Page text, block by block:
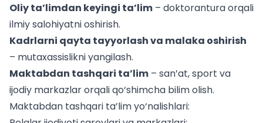
Oliy ta’limdan keyingi ta’lim – doktorantura orqali
ilmiy salohiyatni oshirish.
Kadrlarni qayta tayyorlash va malaka oshirish
– mutaxassislikni yangilash.
Maktabdan tashqari ta’lim – san’at, sport va
ijodiy markazlar orqali qo‘shimcha bilim olish.
Maktabdan tashqari ta’lim yo‘nalishlari: